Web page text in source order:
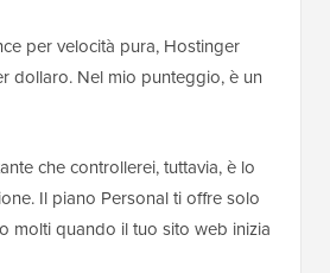
per velocità pura, Hostinger
dollaro. Nel mio punteggio, è un
che controllerei, tuttavia, è lo
Il piano Personal ti offre solo
molti quando il tuo sito web inizia